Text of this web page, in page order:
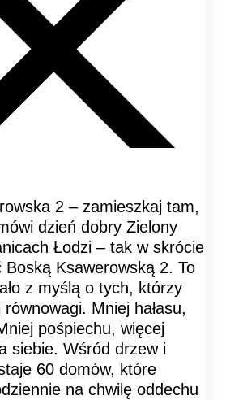
2 – zamieszkaj tam,
dzień dobry Zielony
Łodzi – tak w skrócie
Boską Ksawerowską 2. To
z myślą o tych, którzy
Mniej hałasu,
pośpiechu, więcej
siebie. Wśród drzew i
60 domów, które
na chwilę oddechu